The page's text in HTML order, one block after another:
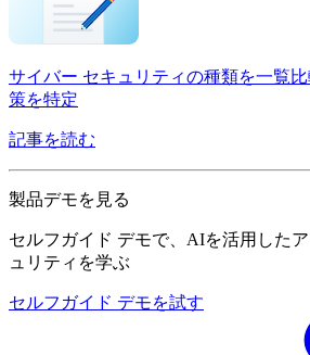
サイバー セキュリティの種類を一覧
策を特定
記事を読む
製品デモを見る
セルフガイド デモで、AIを活用した
ュリティを学ぶ
セルフガイド デモを試す